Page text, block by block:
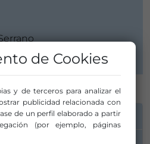
CONTACTO
de Cookies
y de terceros para analizar el
publicidad relacionada con
de un perfil elaborado a partir
(por ejemplo, páginas